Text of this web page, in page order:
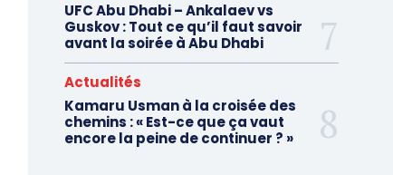
UFC Abu Dhabi – Ankalaev vs
Guskov : Tout ce qu’il faut savoir
avant la soirée à Abu Dhabi
Actualités
Kamaru Usman à la croisée des
chemins : « Est-ce que ça vaut
encore la peine de continuer ? »